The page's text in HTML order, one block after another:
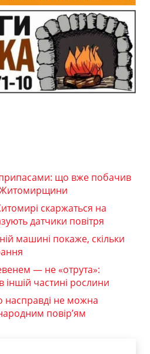
що вже побачив
скаржаться на
датчики повітря
машині покаже, скільки
— не «отрута»:
іншій частині рослини
насправді не можна
повір’ям